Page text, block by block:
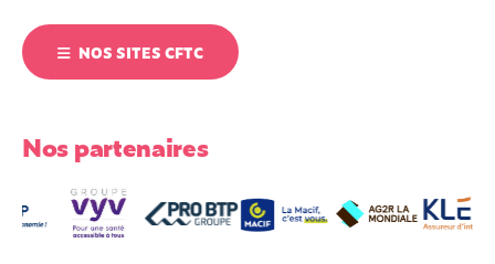
NOS SITES CFTC
Nos partenaires